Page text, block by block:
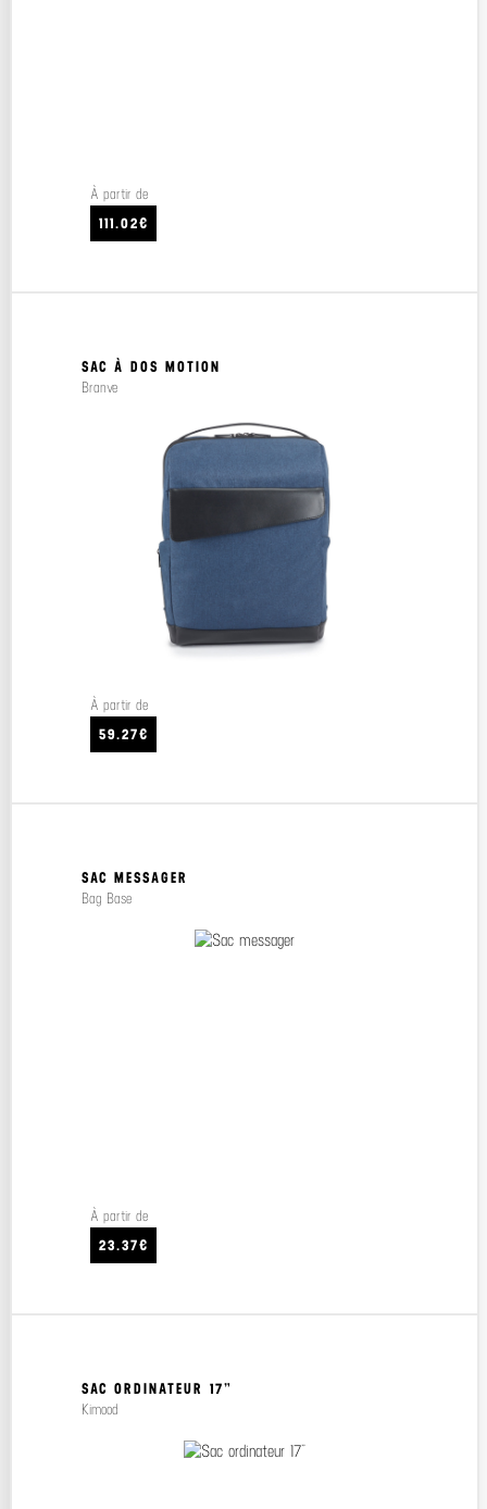
À partir de
111.02€
SAC À DOS MOTION
Branve
À partir de
59.27€
SAC MESSAGER
Bag Base
À partir de
23.37€
SAC ORDINATEUR 17”
Kimood